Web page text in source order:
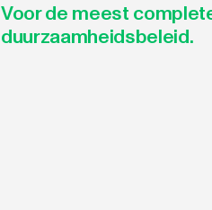
Voor de meest
duurzaamheidsbeleid.